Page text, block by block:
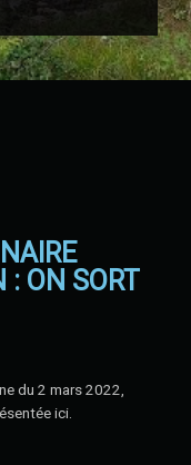
: ON SORT
du 2 mars 2022,
ici.